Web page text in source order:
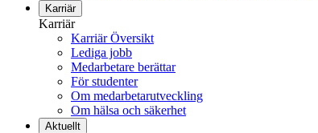
Karriär
Karriär
Karriär Översikt
Lediga jobb
Medarbetare berättar
För studenter
Om medarbetarutveckling
Om hälsa och säkerhet
Aktuellt